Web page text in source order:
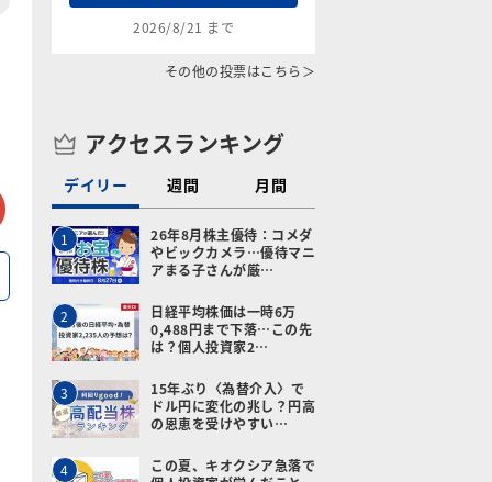
メールで送る
2026/8/21 まで
その他の投票はこちら＞
アクセスランキング
デイリー 週間 月間
1
26年8月株主優待：コメダ
やビックカメラ…優待マニ
アまる子さんが厳…
2
日経平均株価は一時6万
0,488円まで下落…この先
は？個人投資家2…
3
15年ぶり〈為替介入〉で
ドル円に変化の兆し？円高
の恩恵を受けやすい…
4
この夏、キオクシア急落で